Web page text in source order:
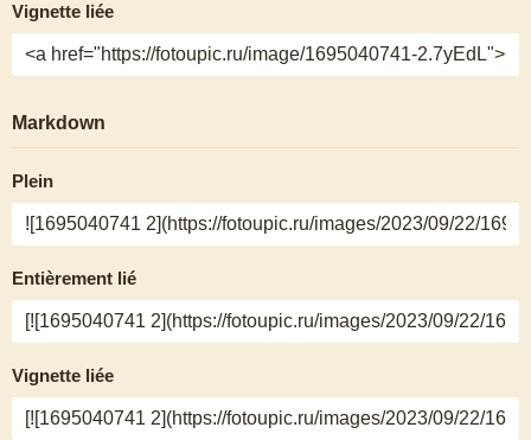
Vignette liée
Markdown
Plein
Entièrement lié
Vignette liée